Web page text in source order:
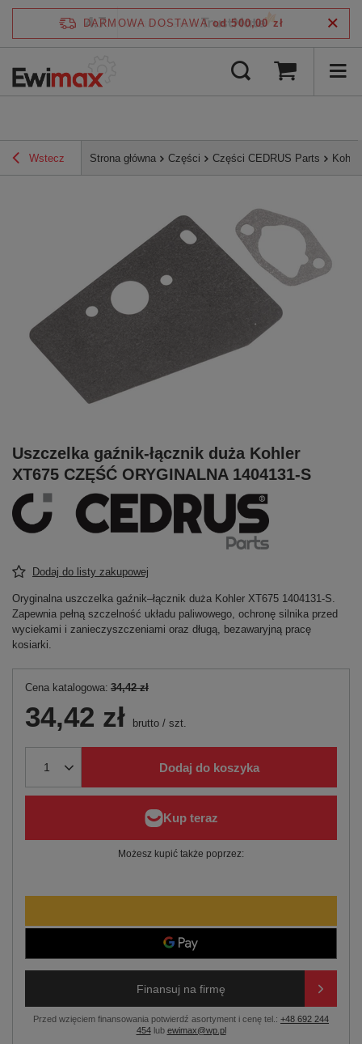
DARMOWA DOSTAWA od 500,00 zł
Wstecz Strona główna Części Części CEDRUS Parts Kohler
Uszczelka gaźnik-łącznik duża Kohler
XT675 CZĘŚĆ ORYGINALNA 1404131-S
Dodaj do listy zakupowej
Oryginalna uszczelka gaźnik–łącznik duża Kohler XT675 1404131-S.
Zapewnia pełną szczelność układu paliwowego, ochronę silnika przed
wyciekami i zanieczyszczeniami oraz długą, bezawaryjną pracę
kosiarki.
Cena katalogowa: 34,42 zł
34,42 zł brutto / szt.
Dodaj do koszyka
Możesz kupić także poprzez:
Finansuj na firmę
Przed wzięciem finansowania potwierdź asortyment i cenę tel.: +48 692 244
454lub ewimax@wp.pl
4.7/5 zweryfikowane przez